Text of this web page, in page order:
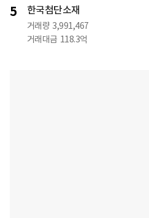
5 한국첨단소재
거래량 3,991,467
거래대금 118.3억